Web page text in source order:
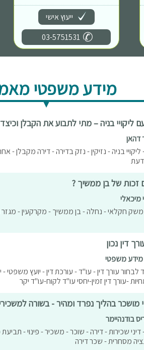
ייעוץ אישי
03-5751531
מידע משפטי
ליקויי בניה – מתי לתבוע את הקבלן
דהאן
ליקויי בניה - נזיקין - נזק בדירה - דירה מקבלן -
דעת
זכות של בן ממשיך ?
מיכאלי
משק חקלאי - נחלה - בן ממשיך - מקרקעין - מגזר
דין נכון
משפטי
לבחור עורך דין - עו"ד - עורכת דין - יועץ
-עורך דין זמין-יחסי עו"ד לקוח-עו"ד יקר
מושכר בהליך נפרד ומהיר - בשורה
בודנהיימר
דיני שכירות - דירה - שוכר - משכיר - פינוי -
מסחרית - שכר דירה